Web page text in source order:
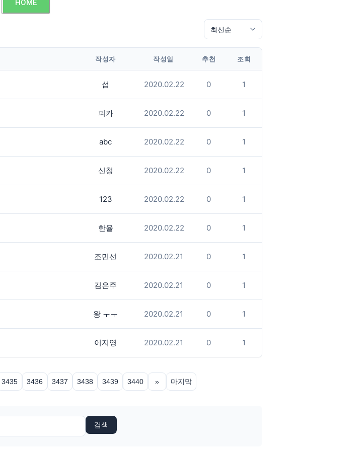
HOME
작성자 작성일 추천 조회
섭 2020.02.22 0 1
피카 2020.02.22 0 1
abc 2020.02.22 0 1
신청 2020.02.22 0 1
123 2020.02.22 0 1
한율 2020.02.22 0 1
조민선 2020.02.21 0 1
김은주 2020.02.21 0 1
왕 ㅜㅜ 2020.02.21 0 1
이지영 2020.02.21 0 1
3435 3436 3437 3438 3439 3440 » 마지막
검색